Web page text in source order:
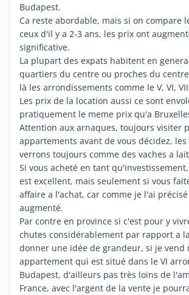
Budapest.
Ca reste abordable, mais si on compare
ceux d'il y a 2-3 ans, les prix ont
significative.
La plupart des expats habitent en
quartiers du centre ou proches du
là les arrondissements comme le V, VI,
Les prix de la location aussi ce sont
pratiquement le meme prix qu'a
Attention aux arnaques, toujours visiter
appartements avant de vous décidez, les
verrons toujours comme des vaches a
Si vous acheté en tant
est excellent, mais seulement si vous
affaire a l'achat, car comme je l'ai
augmenté.
Par contre en province si c'est pour y
chutes considérablement par rapport a
donner une idée de grandeur, si je vend
appartement qui est situé dans le VI
Budapest, d'ailleurs pas très loins de
France, avec l'argent de la vente je